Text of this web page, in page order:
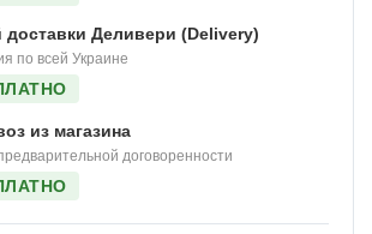
Деливери (Delivery)
по всей Украине
из магазина
договоренности